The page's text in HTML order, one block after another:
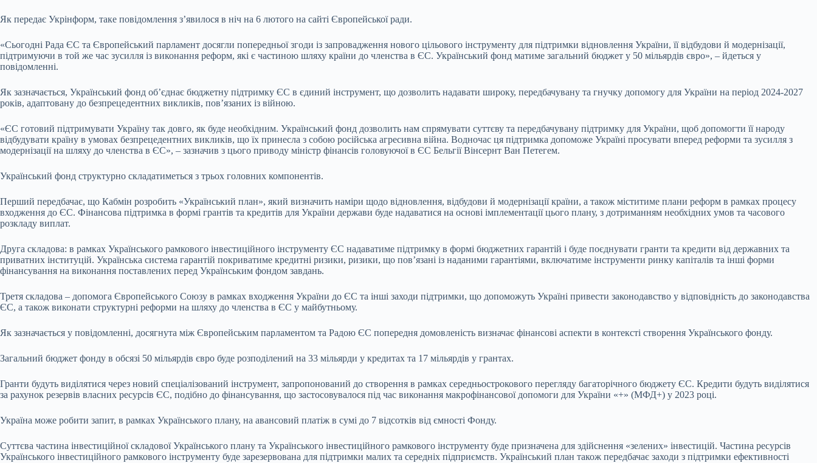
Як передає Укрінформ, таке повідомлення з’явилося в ніч на 6 лютого на сайті Європейської ради.
«Сьогодні Рада ЄС та Європейський парламент досягли попередньої згоди із запровадження нового цільового інструменту для підтримки відновлення України, її відбудови й модернізації,
підтримуючи в той же час зусилля із виконання реформ, які є частиною шляху країни до членства в ЄС. Український фонд матиме загальний бюджет у 50 мільярдів євро», – йдеться у
повідомленні.
Як зазначається, Український фонд об’єднає бюджетну підтримку ЄС в єдиний інструмент, що дозволить надавати широку, передбачувану та гнучку допомогу для України на період 2024-2027
років, адаптовану до безпрецедентних викликів, пов’язаних із війною.
«ЄС готовий підтримувати Україну так довго, як буде необхідним. Український фонд дозволить нам спрямувати суттєву та передбачувану підтримку для України, щоб допомогти її народу
відбудувати країну в умовах безпрецедентних викликів, що їх принесла з собою російська агресивна війна. Водночас ця підтримка допоможе Україні просувати вперед реформи та зусилля з
модернізації на шляху до членства в ЄС», – зазначив з цього приводу міністр фінансів головуючої в ЄС Бельгії Вінсернт Ван Петегем.
Український фонд структурно складатиметься з трьох головних компонентів.
Перший передбачає, що Кабмін розробить «Український план», який визначить наміри щодо відновлення, відбудови й модернізації країни, а також міститиме плани реформ в рамках процесу
входження до ЄС. Фінансова підтримка в формі грантів та кредитів для України держави буде надаватися на основі імплементації цього плану, з дотриманням необхідних умов та часового
розкладу виплат.
Друга складова: в рамках Українського рамкового інвестиційного інструменту ЄС надаватиме підтримку в формі бюджетних гарантій і буде поєднувати гранти та кредити від державних та
приватних інституцій. Українська система гарантій покриватиме кредитні ризики, ризики, що пов’язані із наданими гарантіями, включатиме інструменти ринку капіталів та інші форми
фінансування на виконання поставлених перед Українським фондом завдань.
Третя складова – допомога Європейського Союзу в рамках входження України до ЄС та інші заходи підтримки, що допоможуть Україні привести законодавство у відповідність до законодавства
ЄС, а також виконати структурні реформи на шляху до членства в ЄС у майбутньому.
Як зазначається у повідомленні, досягнута між Європейським парламентом та Радою ЄС попередня домовленість визначає фінансові аспекти в контексті створення Українського фонду.
Загальний бюджет фонду в обсязі 50 мільярдів євро буде розподілений на 33 мільярди у кредитах та 17 мільярдів у грантах.
Гранти будуть виділятися через новий спеціалізований інструмент, запропонований до створення в рамках середньострокового перегляду багаторічного бюджету ЄС. Кредити будуть виділятися
за рахунок резервів власних ресурсів ЄС, подібно до фінансування, що застосовувалося під час виконання макрофінансової допомоги для України «+» (МФД+) у 2023 році.
Україна може робити запит, в рамках Українського плану, на авансовий платіж в сумі до 7 відсотків від ємності Фонду.
Суттєва частина інвестиційної складової Українського плану та Українського інвестиційного рамкового інструменту буде призначена для здійснення «зелених» інвестицій. Частина ресурсів
Українського інвестиційного рамкового інструменту буде зарезервована для підтримки малих та середніх підприємств. Український план також передбачає заходи з підтримки ефективності